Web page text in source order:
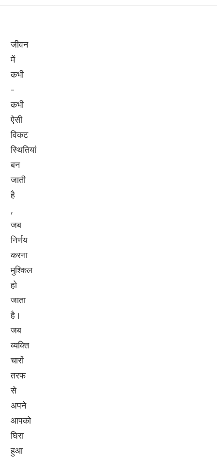
जीवन
में
कभी
-
कभी
ऐसी
विकट
स्थितियां
बन
जाती
है
,
जब
निर्णय
करना
मुश्किल
हो
जाता
है।
जब
व्यक्ति
चारों
तरफ
से
अपने
आपको
घिरा
हुआ